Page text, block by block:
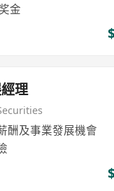
金
理
酬及事業發展機會